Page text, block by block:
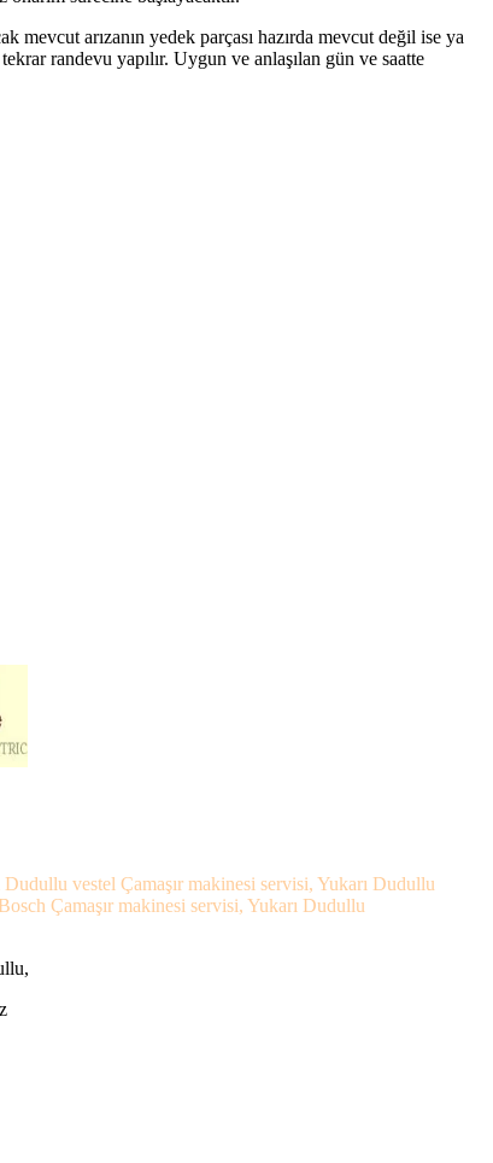
mevcut arızanın yedek parçası hazırda mevcut değil ise ya
randevu yapılır. Uygun ve anlaşılan gün ve saatte
vestel Çamaşır makinesi servisi, Yukarı Dudullu
Çamaşır makinesi servisi, Yukarı Dudullu